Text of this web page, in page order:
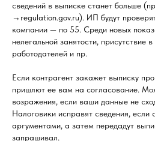
сведений в выписке станет больше
→regulation.gov.ru). ИП будут
компании — по 55. Среди новых
нелегальной занятости, присутствие
работодателей и пр.
Если контрагент закажет выписку
пришлют ее вам на согласование.
возражения, если ваши данные не
Налоговики исправят сведения, если
аргументами, а затем передадут
запрашивал.